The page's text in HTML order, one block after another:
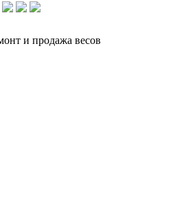
и продажа весов